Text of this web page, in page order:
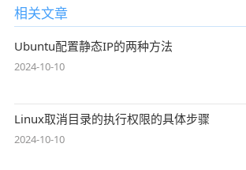
相关文章
Ubuntu配置静态IP的两种方法
2024-10-10
Linux取消目录的执行权限的具体步骤
2024-10-10